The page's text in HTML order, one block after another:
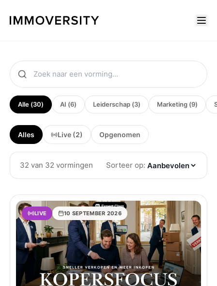
Alle (30) AI (6) Leiderschap (3) Marketing (9)
Alles Live (2) Opgenomen
32 van 32 vormingen Sorteer op:
LIVE 10 SEPTEMBER 2026